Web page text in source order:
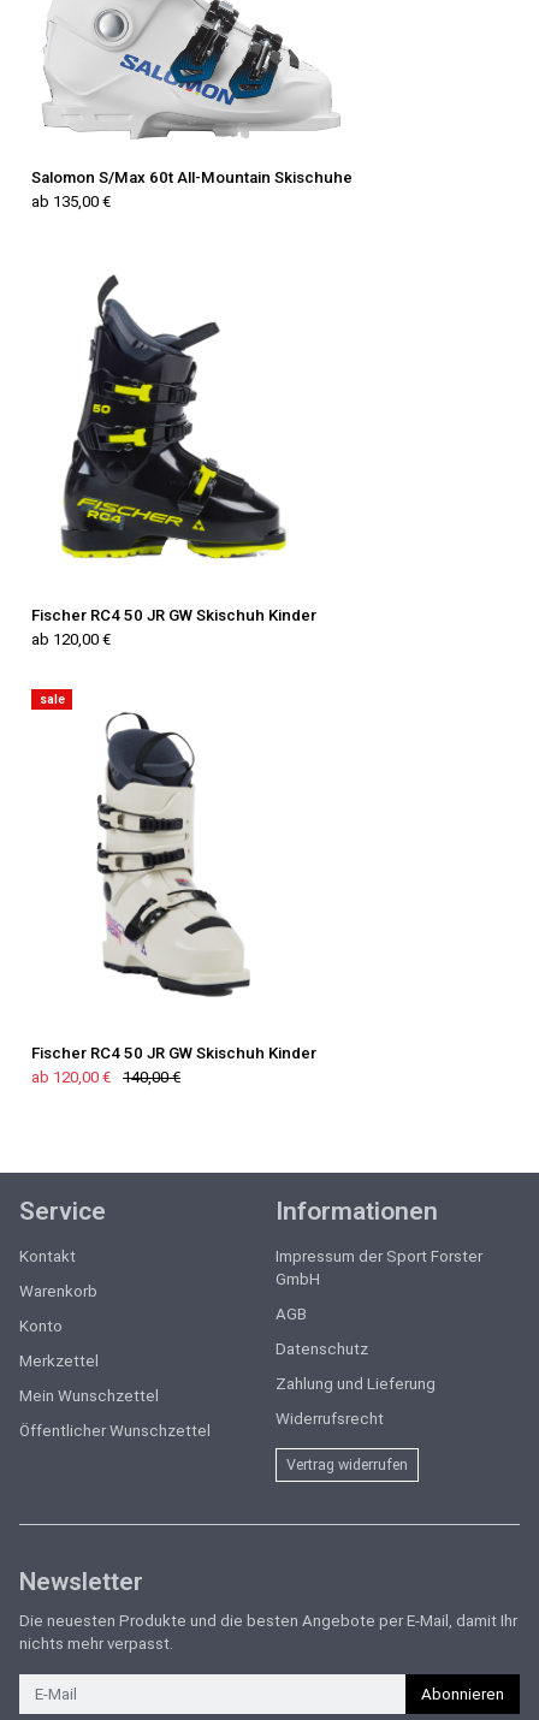
Salomon S/Max 60t All-Mountain Skischuhe
ab 135,00 €
Fischer RC4 50 JR GW Skischuh Kinder
ab 120,00 €
sale
Fischer RC4 50 JR GW Skischuh Kinder
ab 120,00 €
140,00 €
Service
Kontakt
Warenkorb
Konto
Merkzettel
Mein Wunschzettel
Öffentlicher Wunschzettel
Informationen
Impressum der Sport Forster
GmbH
AGB
Datenschutz
Zahlung und Lieferung
Widerrufsrecht
Vertrag widerrufen
Newsletter
Die neuesten Produkte und die besten Angebote per E-Mail, damit Ihr
nichts mehr verpasst.
Newsletter
Abonnieren